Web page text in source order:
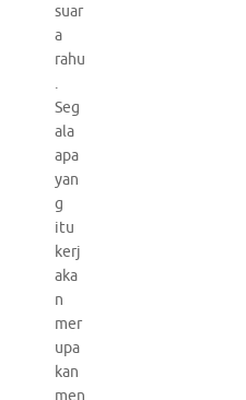
suar
a
rahu
.
Seg
ala
apa
yan
g
itu
kerj
aka
n
mer
upa
kan
men